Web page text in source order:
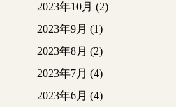
2023年10月 (2)
2023年9月 (1)
2023年8月 (2)
2023年7月 (4)
2023年6月 (4)